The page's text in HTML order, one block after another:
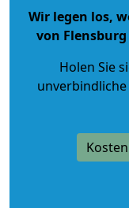
Wir legen los,
von
Holen Sie